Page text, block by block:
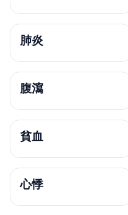
肺炎
腹瀉
貧血
心悸